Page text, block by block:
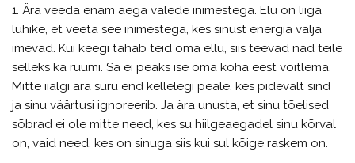
1. Ära veeda enam aega valede inimestega. Elu on liiga
lühike, et veeta see inimestega, kes sinust energia välja
imevad. Kui keegi tahab teid oma ellu, siis teevad nad teile
selleks ka ruumi. Sa ei peaks ise oma koha eest võitlema.
Mitte iialgi ära suru end kellelegi peale, kes pidevalt sind
ja sinu väärtusi ignoreerib. Ja ära unusta, et sinu tõelised
sõbrad ei ole mitte need, kes su hiilgeaegadel sinu kõrval
on, vaid need, kes on sinuga siis kui sul kõige raskem on.